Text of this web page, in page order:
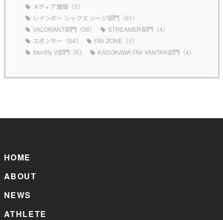
メディア情報（3）
レインボー シックス シージ部門（61）
VALORANT部門（36）
STREAMER部門（4）
スポンサー（54）
FAV ZONE（1）
Identity V部門（6）
KADOKAWA FAV VANTAN部門（4）
HOME
ABOUT
NEWS
ATHLETE